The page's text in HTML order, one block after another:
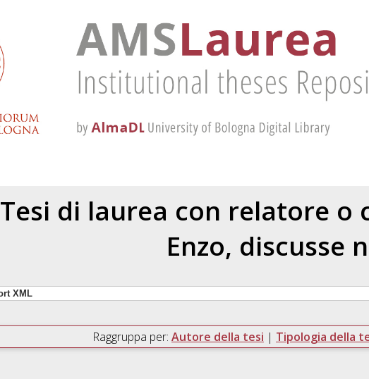
Tesi di laurea con relatore o
Enzo, discusse
Raggruppa per: Autore della tesi | Tipologia della